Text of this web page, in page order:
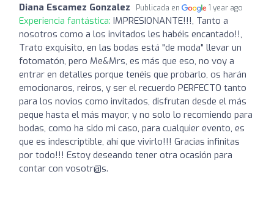
Diana Escamez Gonzalez Publicada en 1 year ago
Experiencia fantástica: IMPRESIONANTE!!!, Tanto a
nosotros como a los invitados les habéis encantado!!,
Trato exquisito, en las bodas está "de moda" llevar un
fotomatón, pero Me&Mrs, es más que eso, no voy a
entrar en detalles porque tenéis que probarlo, os harán
emocionaros, reiros, y ser el recuerdo PERFECTO tanto
para los novios como invitados, disfrutan desde el más
peque hasta el más mayor, y no solo lo recomiendo para
bodas, como ha sido mi caso, para cualquier evento, es
que es indescriptible, ahí que vivirlo!!! Gracias infinitas
por todo!!! Estoy deseando tener otra ocasión para
contar con vosotr@s.